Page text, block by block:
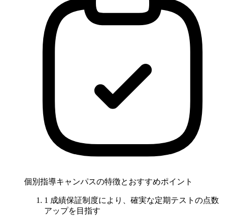
個別指導キャンパスの特徴とおすすめポイント
1 成績保証制度により、確実な定期テストの点数
アップを目指す